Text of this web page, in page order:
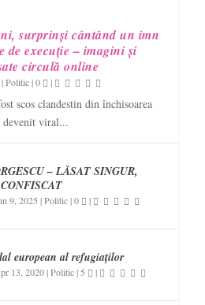
surprinși cântând un imn
de execuție – imagini și
circulă online
|Politic|0 |
scos clandestin din închisoarea
devenit viral...
– LĂSAT SINGUR,
9, 2025 |Politic|0 |
european al refugiaților
13, 2020|Politic| 5 |